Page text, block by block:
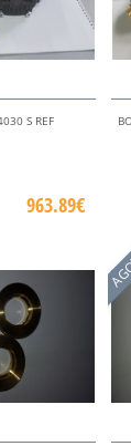
S REF
963.89€